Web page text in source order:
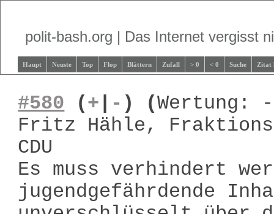
polit-bash.org | Das Internet vergisst
Haupt Neuste Top Flop Blättern Zufall > 0 < 0 Suche Zitat
#580 (+ - ) (Wertung: -
Fritz Hähle,
CDU
Es muss verhindert
jugendgefährdende